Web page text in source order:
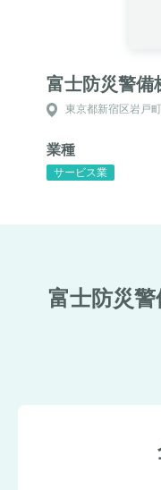
富士防災警備
東京都新宿区岩戸
業種
サービス業
富士防災